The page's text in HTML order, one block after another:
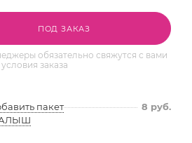
ПОД ЗАКАЗ
обязательно свяжутся с вами
заказа
пакет
8 руб.